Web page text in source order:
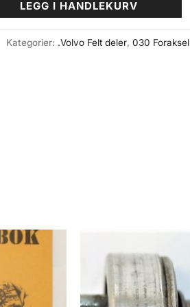
LEGG I HANDLEKURV
Kategorier: .Volvo Felt deler,030 Foraksel